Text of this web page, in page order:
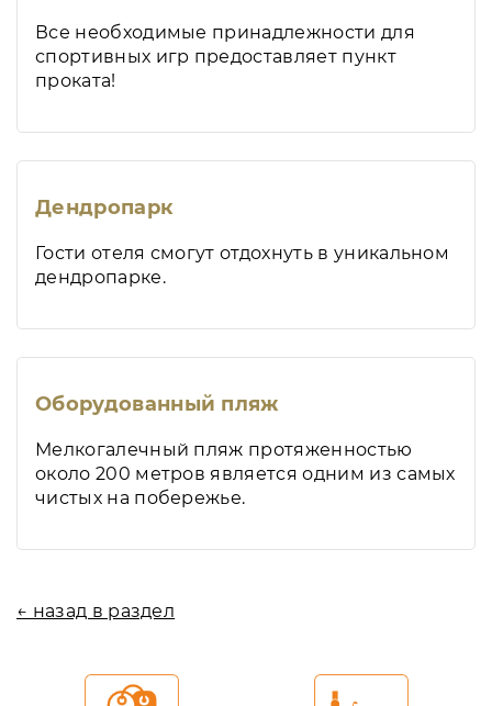
Все необходимые принадлежности для
спортивных игр предоставляет пункт
проката!
Дендропарк
Гости отеля смогут отдохнуть в уникальном
дендропарке.
Оборудованный пляж
Мелкогалечный пляж протяженностью
около 200 метров является одним из самых
чистых на побережье.
← назад в раздел